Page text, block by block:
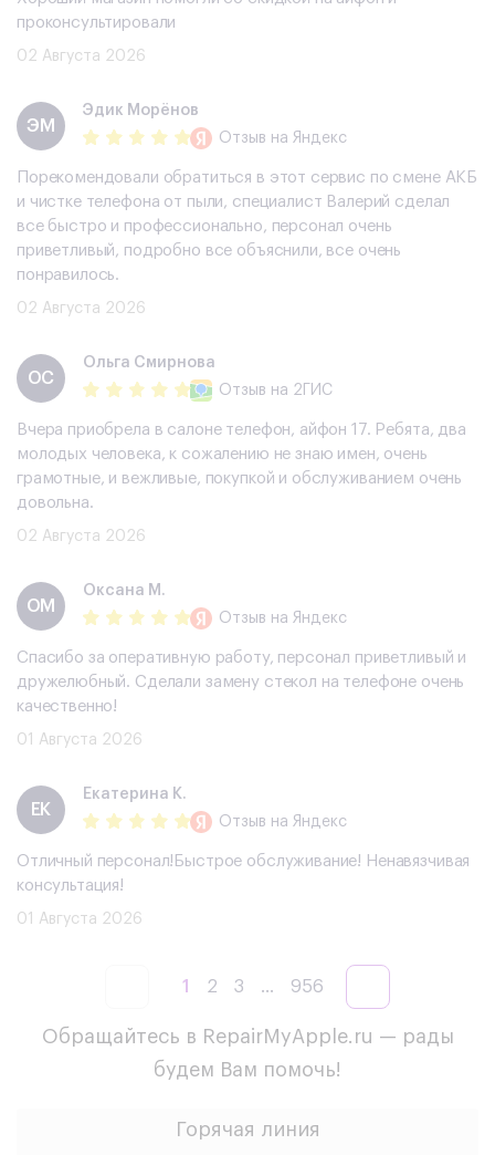
проконсультировали
02 Августа 2026
ЭМ
Эдик Морёнов
Отзыв на Яндекс
Порекомендовали обратиться в этот сервис по смене АКБ
и чистке телефона от пыли, специалист Валерий сделал
все быстро и профессионально, персонал очень
приветливый, подробно все объяснили, все очень
понравилось.
02 Августа 2026
ОС
Ольга Смирнова
Отзыв на 2ГИС
Вчера приобрела в салоне телефон, айфон 17. Ребята, два
молодых человека, к сожалению не знаю имен, очень
грамотные, и вежливые, покупкой и обслуживанием очень
довольна.
02 Августа 2026
ОМ
Оксана М.
Отзыв на Яндекс
Спасибо за оперативную работу, персонал приветливый и
дружелюбный. Сделали замену стекол на телефоне очень
качественно!
01 Августа 2026
ЕК
Екатерина К.
Отзыв на Яндекс
Отличный персонал!Быстрое обслуживание! Ненавязчивая
консультация!
01 Августа 2026
1 2 3 ... 956
Обращайтесь в RepairMyApple.ru — рады
будем Вам помочь!
Горячая линия